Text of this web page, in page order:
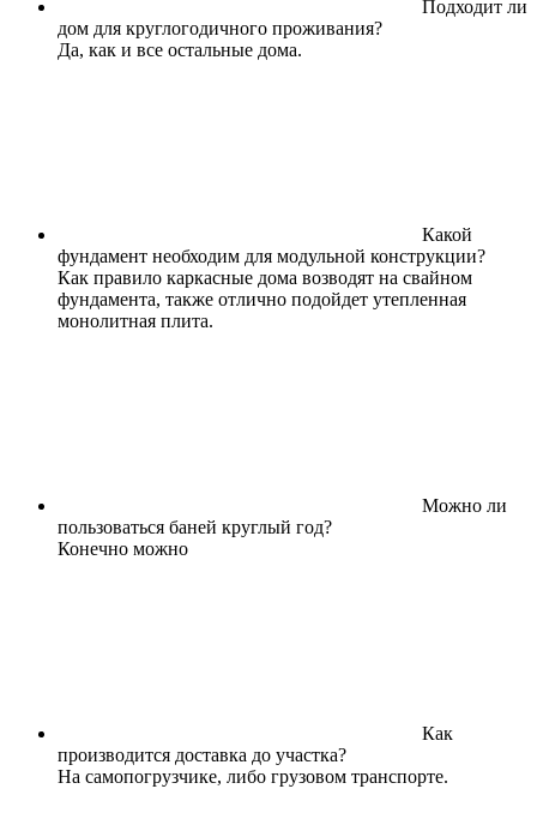
Подходит ли
дом для круглогодичного проживания?
Да, как и все остальные дома.
Какой
фундамент необходим для модульной конструкции?
Как правило каркасные дома возводят на свайном
фундамента, также отлично подойдет утепленная
монолитная плита.
Можно ли
пользоваться баней круглый год?
Конечно можно
Как
производится доставка до участка?
На самопогрузчике, либо грузовом транспорте.